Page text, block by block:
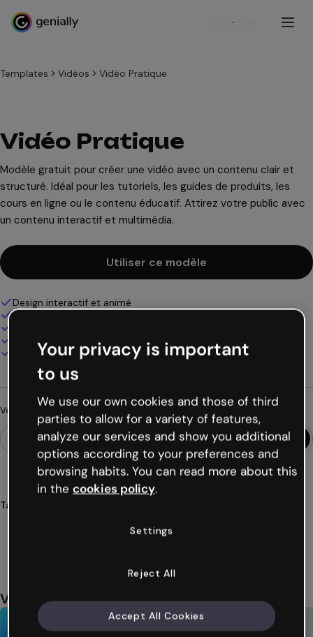
S'inscrire
Templates Vidéos Vidéo Pratique
Vidéo Pratique
Modèle gratuit pour créer une vidéo avec un contenu clair et
structuré. Idéal pour les tutoriels, les guides de produits, les
cours en ligne ou le contenu éducatif. Attirez votre public avec
un contenu interactif et multimédia.
Utiliser ce modèle
Design interactif et animé
100% personnalisable
Présentez, partagez ou publiez en ligne
Téléchargez en PDF, MP4 et autres formats
Vous cherchez autre chose ?
Tags
Vous aimerez aussi
Your privacy is important
to us
We use our own cookies and those of third
parties to allow for a variety of features,
analyze our services and show you additional
options according to your preferences and
browsing habits. You can read more about this
in the cookies policy.
Settings
Reject All
Accept All Cookies